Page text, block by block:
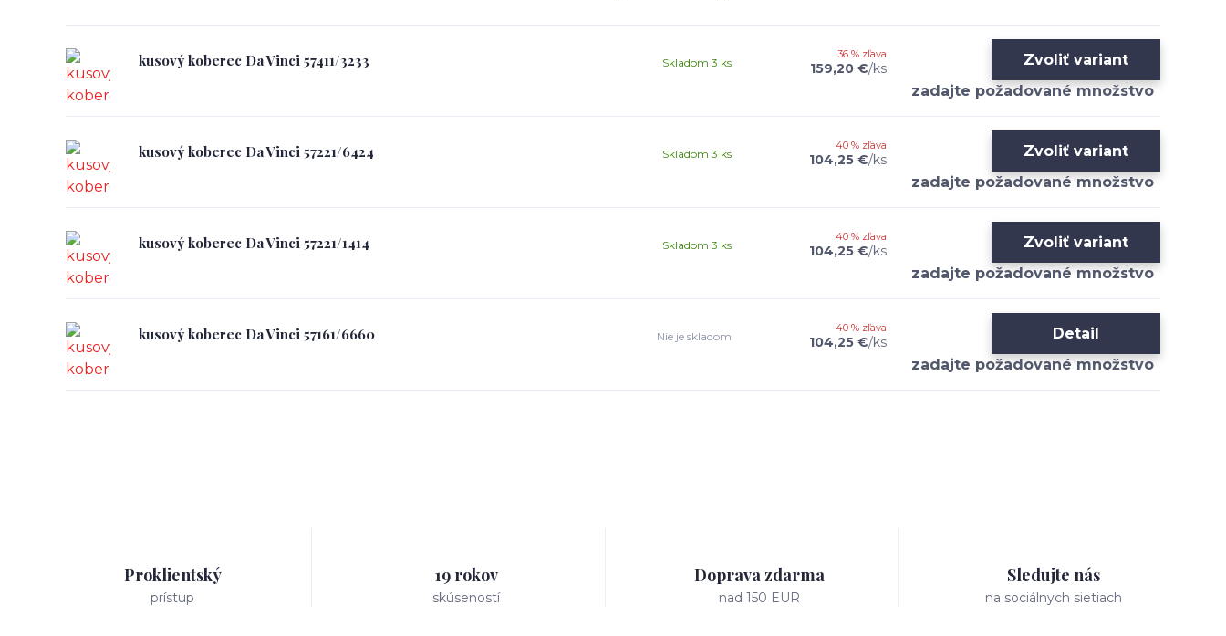
kusový koberec Da Vinci 57411/3233 36 % zľava
159,20 €/ks
Skladom 3 ks Zvoliť variant
kusový koberec Da Vinci 57221/6424 40 % zľava
104,25 €/ks
Skladom 3 ks Zvoliť variant
kusový koberec Da Vinci 57221/1414 40 % zľava
104,25 €/ks
Skladom 3 ks Zvoliť variant
kusový koberec Da Vinci 57161/6660 40 % zľava
104,25 €/ks
Nie je skladom Detail
Proklientský
prístup
19 rokov
skúseností
Doprava zdarma
nad 150 EUR
Sledujte nás
na sociálnych sietiach